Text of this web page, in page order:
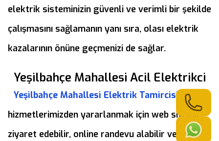
elektrik sisteminizin güvenli ve verimli bir şekilde
çalışmasını sağlamanın yanı sıra, olası elektrik
kazalarının önüne geçmenizi de sağlar.
Yeşilbahçe Mahallesi Acil Elektrikci
Yeşilbahçe Mahallesi Elektrik Tamircisi
hizmetlerimizden yararlanmak için web sitemizi
ziyaret edebilir, online randevu alabilir veya